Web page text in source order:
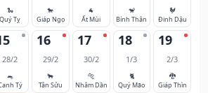
🐍
Quý Tỵ
🐎
Giáp Ngọ
🐐
Ất Mùi
🐒
Bính Thân
🐓
Đinh Dậu
28/2
🐀
Tý
16
29/2
🐂
Tân Sửu
17
30/2
🐅
Nhâm Dần
18
1/3
🐈
Quý Mão
19
2/3
🐉
Giáp Thìn